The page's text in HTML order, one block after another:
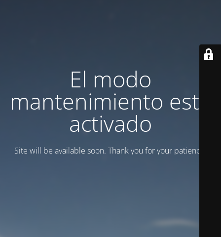
El modo
mantenimiento está
activado
Site will be available soon. Thank you for your patience!